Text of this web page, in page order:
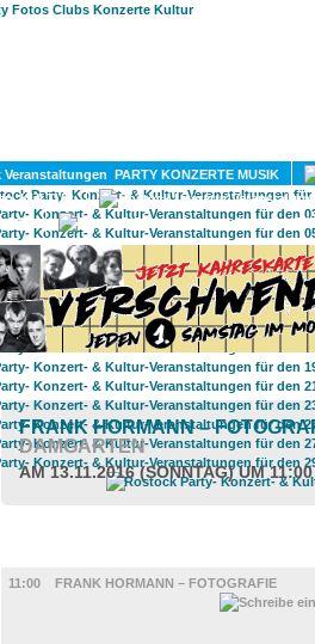
PARTY KONZERTE MUSIK
KULTUR
GAY
FRANK HORMANN –
DAMGARTEN
AM 13.11.2016 (SONNTAG) UM
11:00
FRANK HORMANN – FOTOGRAFIE